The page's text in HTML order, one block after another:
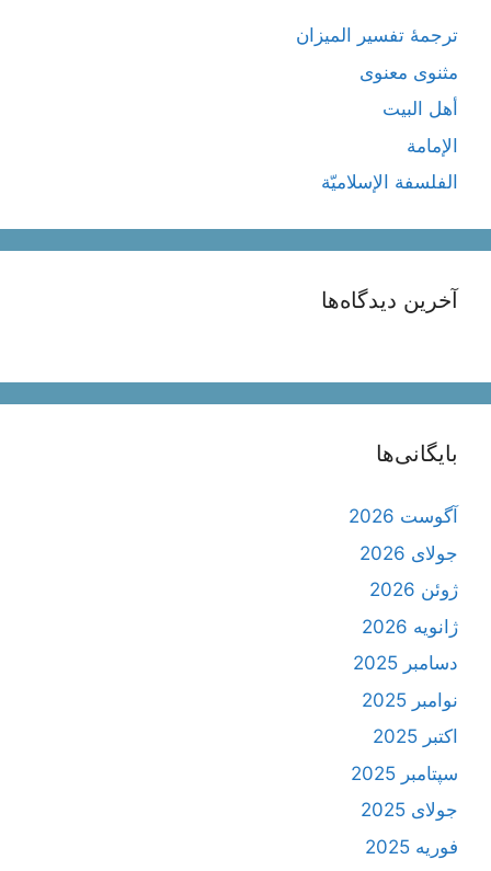
ترجمۀ تفسیر المیزان
مثنوی معنوی
أهل البيت
الإمامة
الفلسفة الإسلاميّة
آخرین دیدگاه‌ها
بایگانی‌ها
آگوست 2026
جولای 2026
ژوئن 2026
ژانویه 2026
دسامبر 2025
نوامبر 2025
اکتبر 2025
سپتامبر 2025
جولای 2025
فوریه 2025